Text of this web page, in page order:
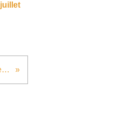
Le gagnant du Passeport des Peintres est connu